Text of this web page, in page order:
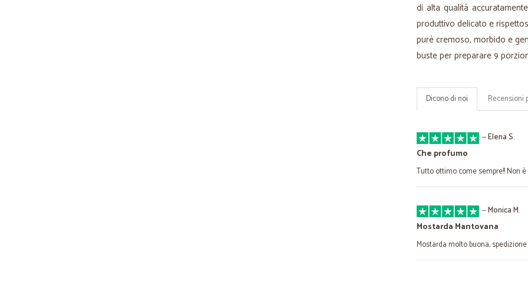
di alta qualità
produttivo delicato e
purè cremoso, morbido e
buste per preparare 9
Dicono di noi Recensioni
—Elena S.
Che profumo
Tutto ottimo come sempre!! Non
—Monica M.
Mostarda Mantovana
Mostarda molto buona,